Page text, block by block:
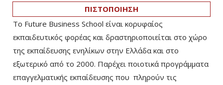
ΠΙΣΤΟΠΟΙΗΣΗ
Το Future Business School είναι κορυφαίος
εκπαιδευτικός φορέας και δραστηριοποιείται στο χώρο
της εκπαίδευσης ενηλίκων στην Ελλάδα και στο
εξωτερικό από το 2000. Παρέχει ποιοτικά προγράμματα
επαγγελματικής εκπαίδευσης που πληρούν τις